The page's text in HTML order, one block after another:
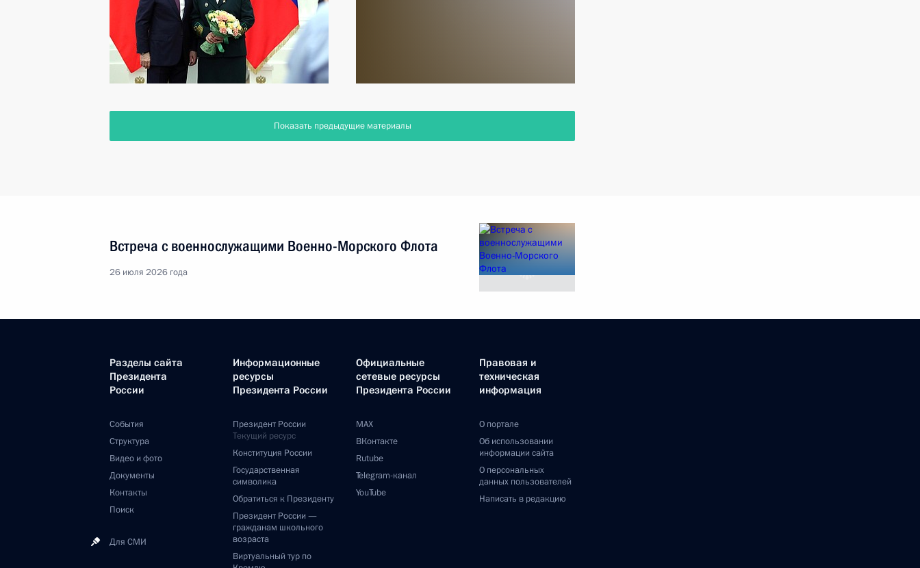
Показать предыдущие материалы
Встреча с военнослужащими Военно-Морского Флота
26 июля 2026 года
Разделы сайта
Президента
России
События
Структура
Видео и фото
Документы
Контакты
Поиск
Для СМИ
Информационные
ресурсы
Президента России
Президент России
Текущий ресурс
Конституция России
Государственная
символика
Обратиться к Президенту
Президент России —
гражданам школьного
возраста
Виртуальный тур по
Официальные
сетевые ресурсы
Президента России
MAX
ВКонтакте
Rutube
Telegram-канал
YouTube
Правовая и
техническая
информация
О портале
Об использовании
информации сайта
О персональных
данных пользователей
Написать в редакцию